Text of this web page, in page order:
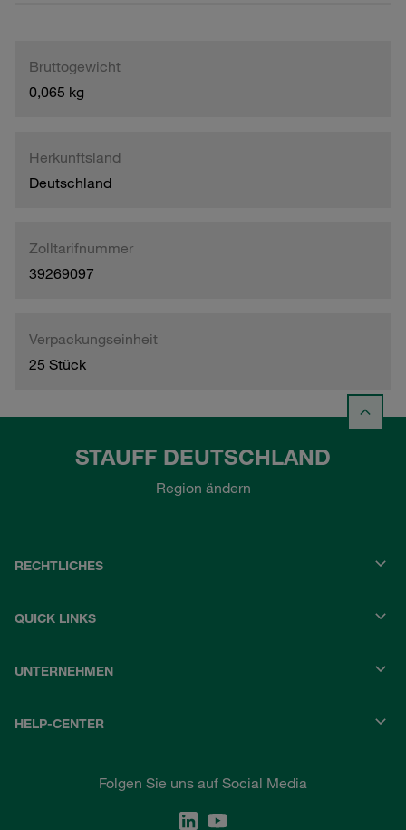
Bruttogewicht
0,065 kg
Herkunftsland
Deutschland
Zolltarifnummer
39269097
Verpackungseinheit
25 Stück
STAUFF DEUTSCHLAND
Region ändern
RECHTLICHES
QUICK LINKS
UNTERNEHMEN
HELP-CENTER
Folgen Sie uns auf Social Media